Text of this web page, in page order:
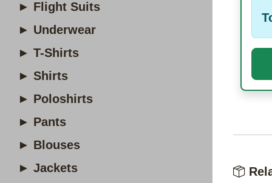
► Flight Suits
► Underwear
► T-Shirts
► Shirts
► Poloshirts
► Pants
► Blouses
► Jackets